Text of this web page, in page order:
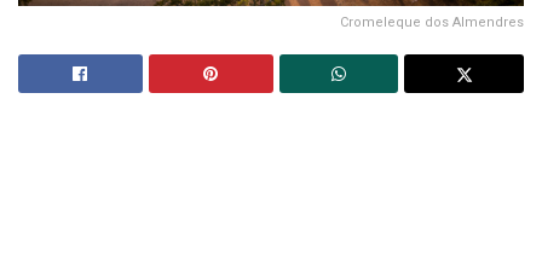
Cromeleque dos Almendres